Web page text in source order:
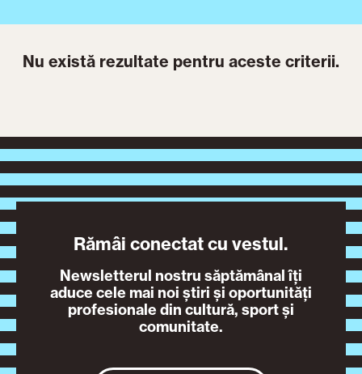
Nu există rezultate pentru aceste criterii.
Rămâi conectat cu vestul.
Newsletterul nostru săptămânal îți
aduce cele mai noi știri și oportunități
profesionale din cultură, sport și
comunitate.